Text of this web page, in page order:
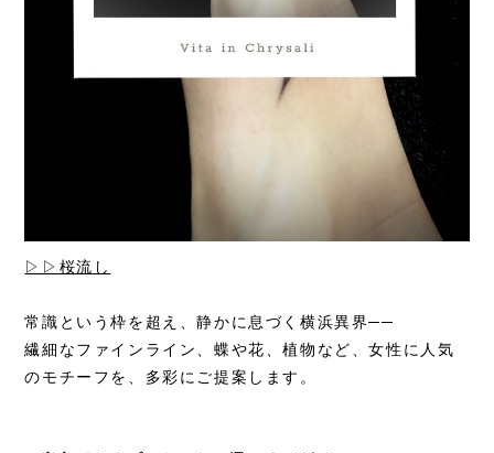
▷▷桜流し
常識という枠を超え、静かに息づく横浜異界──
繊細なファインライン、蝶や花、植物など、女性に人気
のモチーフを、多彩にご提案します。